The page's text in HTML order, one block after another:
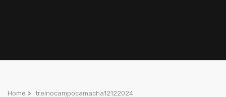
Home > treinocampocamacha12122024